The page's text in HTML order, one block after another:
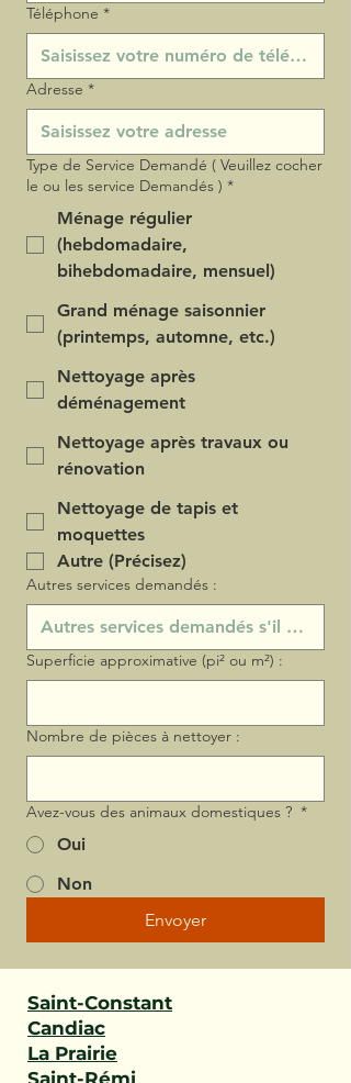
Téléphone *
Adresse *
Type de Service Demandé ( Veuillez cocher
le ou les service Demandés ) *
Ménage régulier
(hebdomadaire,
bihebdomadaire, mensuel)
Grand ménage saisonnier
(printemps, automne, etc.)
Nettoyage après
déménagement
Nettoyage après travaux ou
rénovation
Nettoyage de tapis et
moquettes
Autre (Précisez)
Autres services demandés :
Superficie approximative (pi² ou m²) :
Nombre de pièces à nettoyer :
Avez-vous des animaux domestiques ? *
Oui
Non
Envoyer
Saint-Constant
Candiac
La Prairie
Saint-Rémi